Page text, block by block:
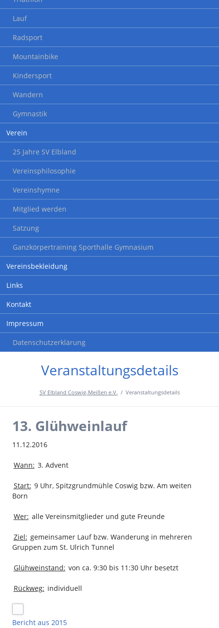
Lauf
Radsport
Mountainbike
Kindersport
Wandern
Gymnastik
Verein
25 Jahre SV Elbland
Vereinsphilosophie
Vereinshymne
Mitglied werden
Satzung
Ganzkörpertraining Sporthalle Gymnasium
Vereinsbekleidung
Links
Kontakt
Impressum
Datenschutzerklärung
Veranstaltungsdetails
SV Elbland Coswig-Meißen e.V. Veranstaltungsdetails
13. Glühweinlauf
11.12.2016
Wann: 3. Advent
Start: 9 Uhr, Spitzgrundmühle Coswig bzw. Am weiten
Born
Wer: alle Vereinsmitglieder und gute Freunde
Ziel: gemeinsamer Lauf bzw. Wanderung in mehreren
Gruppen zum St. Ulrich Tunnel
Glühweinstand: von ca. 9:30 bis 11:30 Uhr besetzt
Rückweg: individuell
Bericht aus 2015